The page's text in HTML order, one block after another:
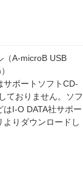
（A-microB USB
ポートソフトCD-
ておりません。ソフ
はI-O DATA社サポー
よりダウンロードし